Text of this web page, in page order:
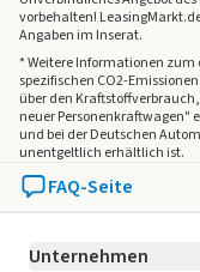
vorbehalten!
Angaben im Inserat.
* Weitere Informationen
spezifischen CO2-
über den
neuer Personenkraftwagen"
und bei der Deutschen
unentgeltlich erhältlich ist.
FAQ-Seite
Unternehmen